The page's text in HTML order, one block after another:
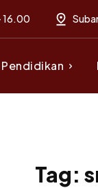
16.00
Pendidikan
Tag: